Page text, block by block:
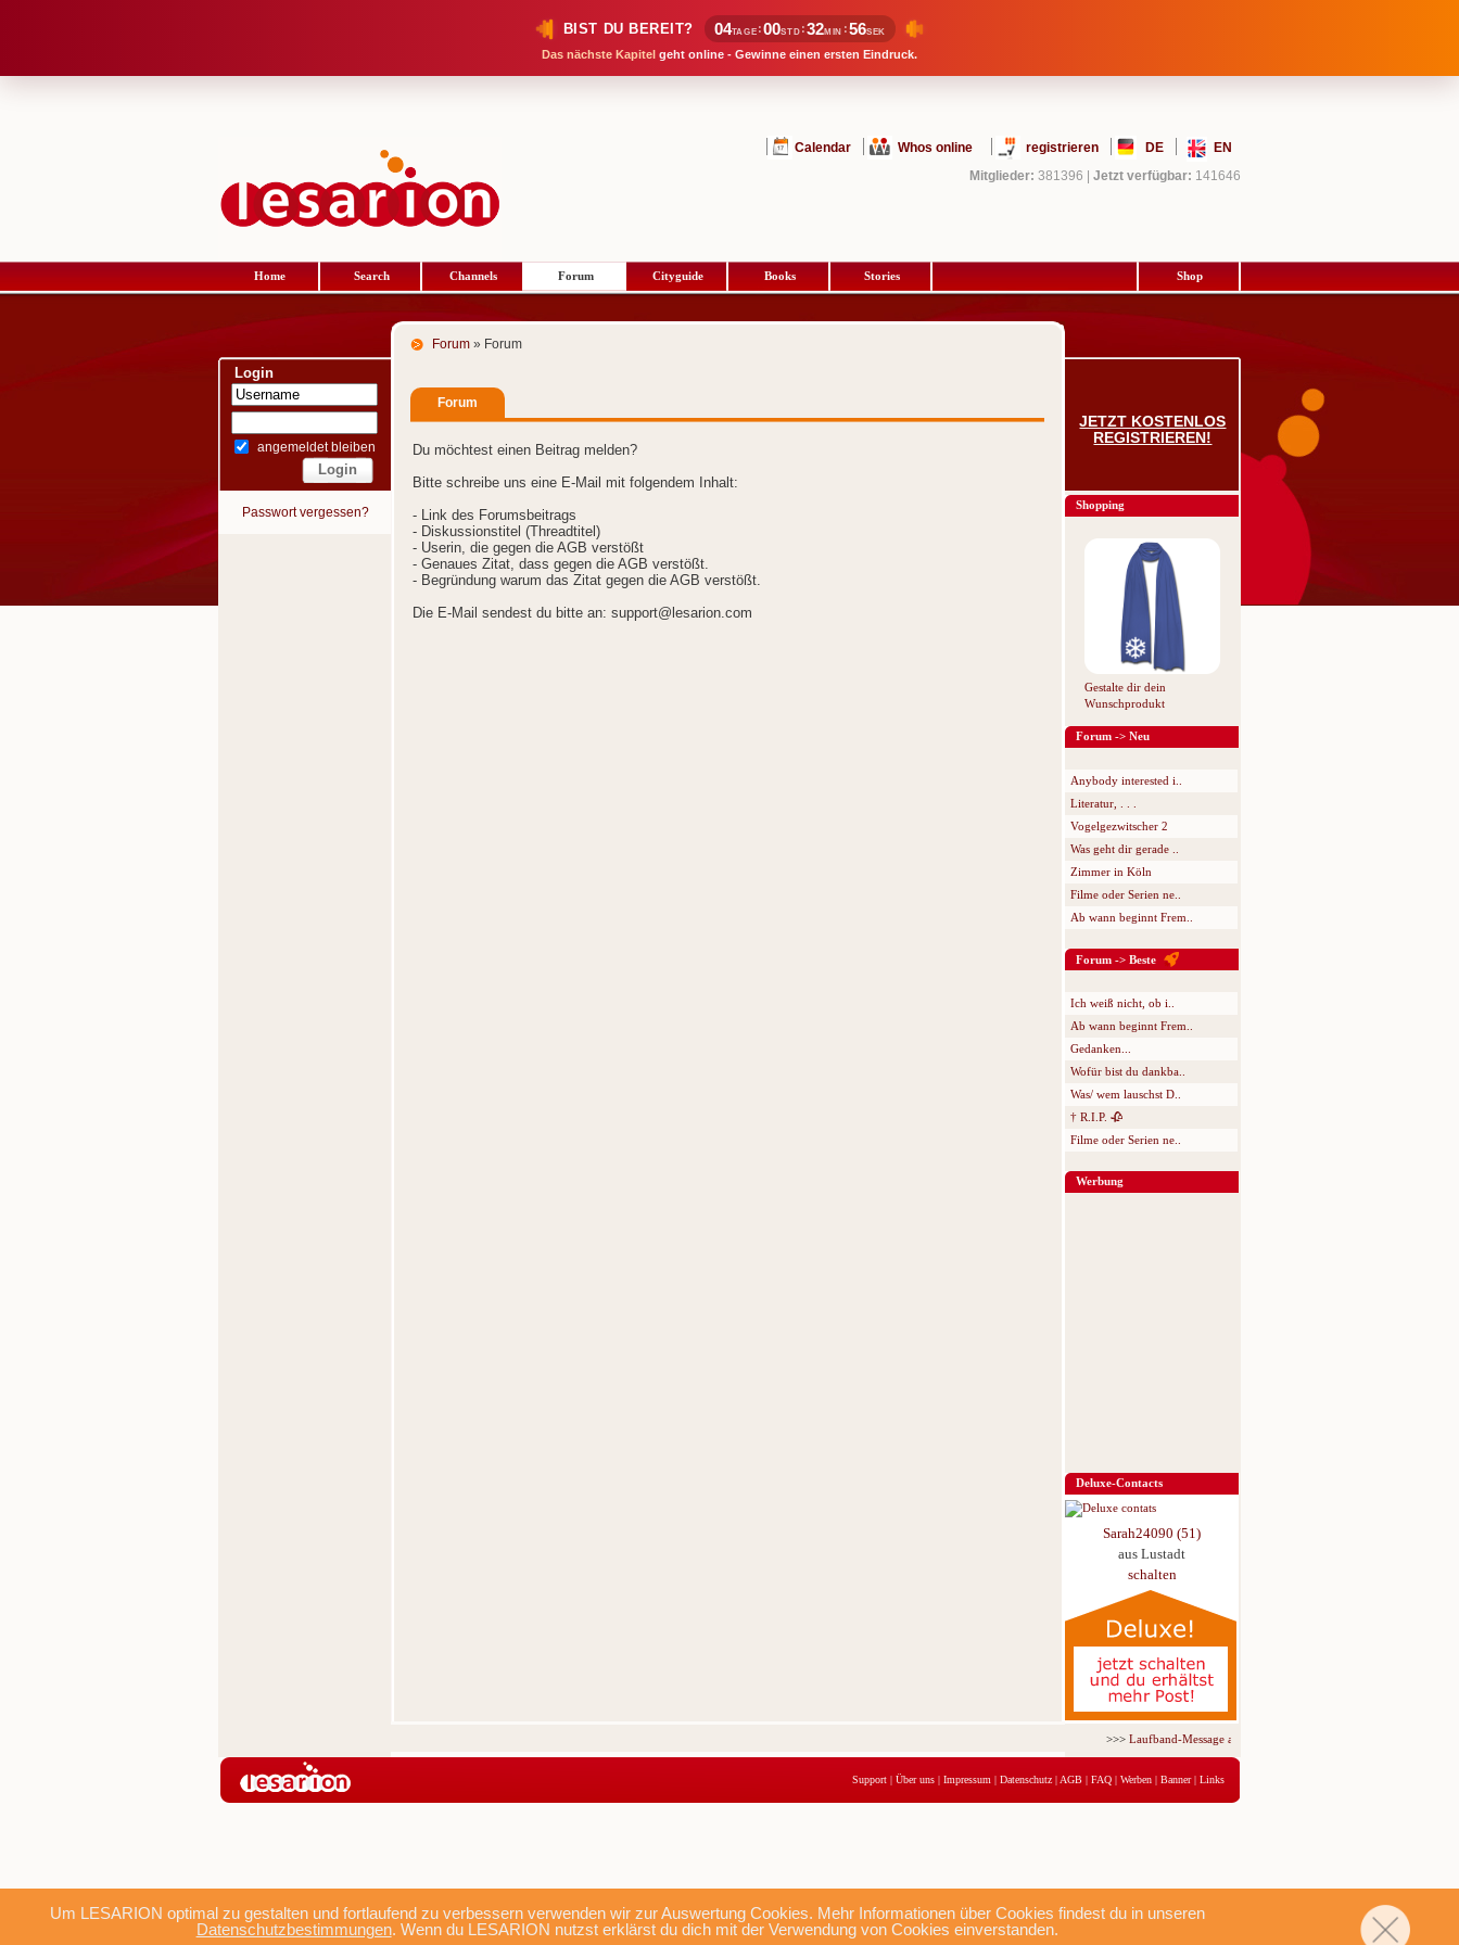
BIST DU BEREIT? 04TAGE :00STD :32MIN :56SEK
Das nächste Kapitel geht online - Gewinne einen ersten Eindruck.
Um LESARION optimal zu gestalten und fortlaufend zu verbessern verwenden wir zur Auswertung Cookies. Mehr Informationen über Cookies findest du in unseren
Datenschutzbestimmungen. Wenn du LESARION nutzst erklärst du dich mit der Verwendung von Cookies einverstanden.
Calendar Whos online registrieren DE
EN
Mitglieder: 381396 Jetzt verfügbar: 141646
Home Search Channels Forum Cityguide Books Stories Shop
Login
angemeldet bleiben
Passwort vergessen?
Forum » Forum
Forum
Du möchtest einen Beitrag melden?
Bitte schreibe uns eine E-Mail mit folgendem Inhalt:
- Link des Forumsbeitrags
- Diskussionstitel (Threadtitel)
- Userin, die gegen die AGB verstößt
- Genaues Zitat, dass gegen die AGB verstößt.
- Begründung warum das Zitat gegen die AGB verstößt.
Die E-Mail sendest du bitte an: support@lesarion.com
JETZT KOSTENLOS
REGISTRIEREN!
Shopping
Gestalte dir dein
Wunschprodukt
Forum -> Neu
Anybody interested i..
Literatur, . . .
Vogelgezwitscher 2
Was geht dir gerade ..
Zimmer in Köln
Filme oder Serien ne..
Ab wann beginnt Frem..
Forum -> Beste
Ich weiß nicht, ob i..
Ab wann beginnt Frem..
Gedanken...
Wofür bist du dankba..
Was/ wem lauschst D..
† R.I.P. 🥀
Filme oder Serien ne..
Werbung
Deluxe-Contacts
Sarah24090 (51)
aus Lustadt
schalten
>>>Laufband-Message ab nur 5,95 € für 3 Tage!
Support | Über uns | Impressum | Datenschutz | AGB | FAQ | Werben | Banner| Links